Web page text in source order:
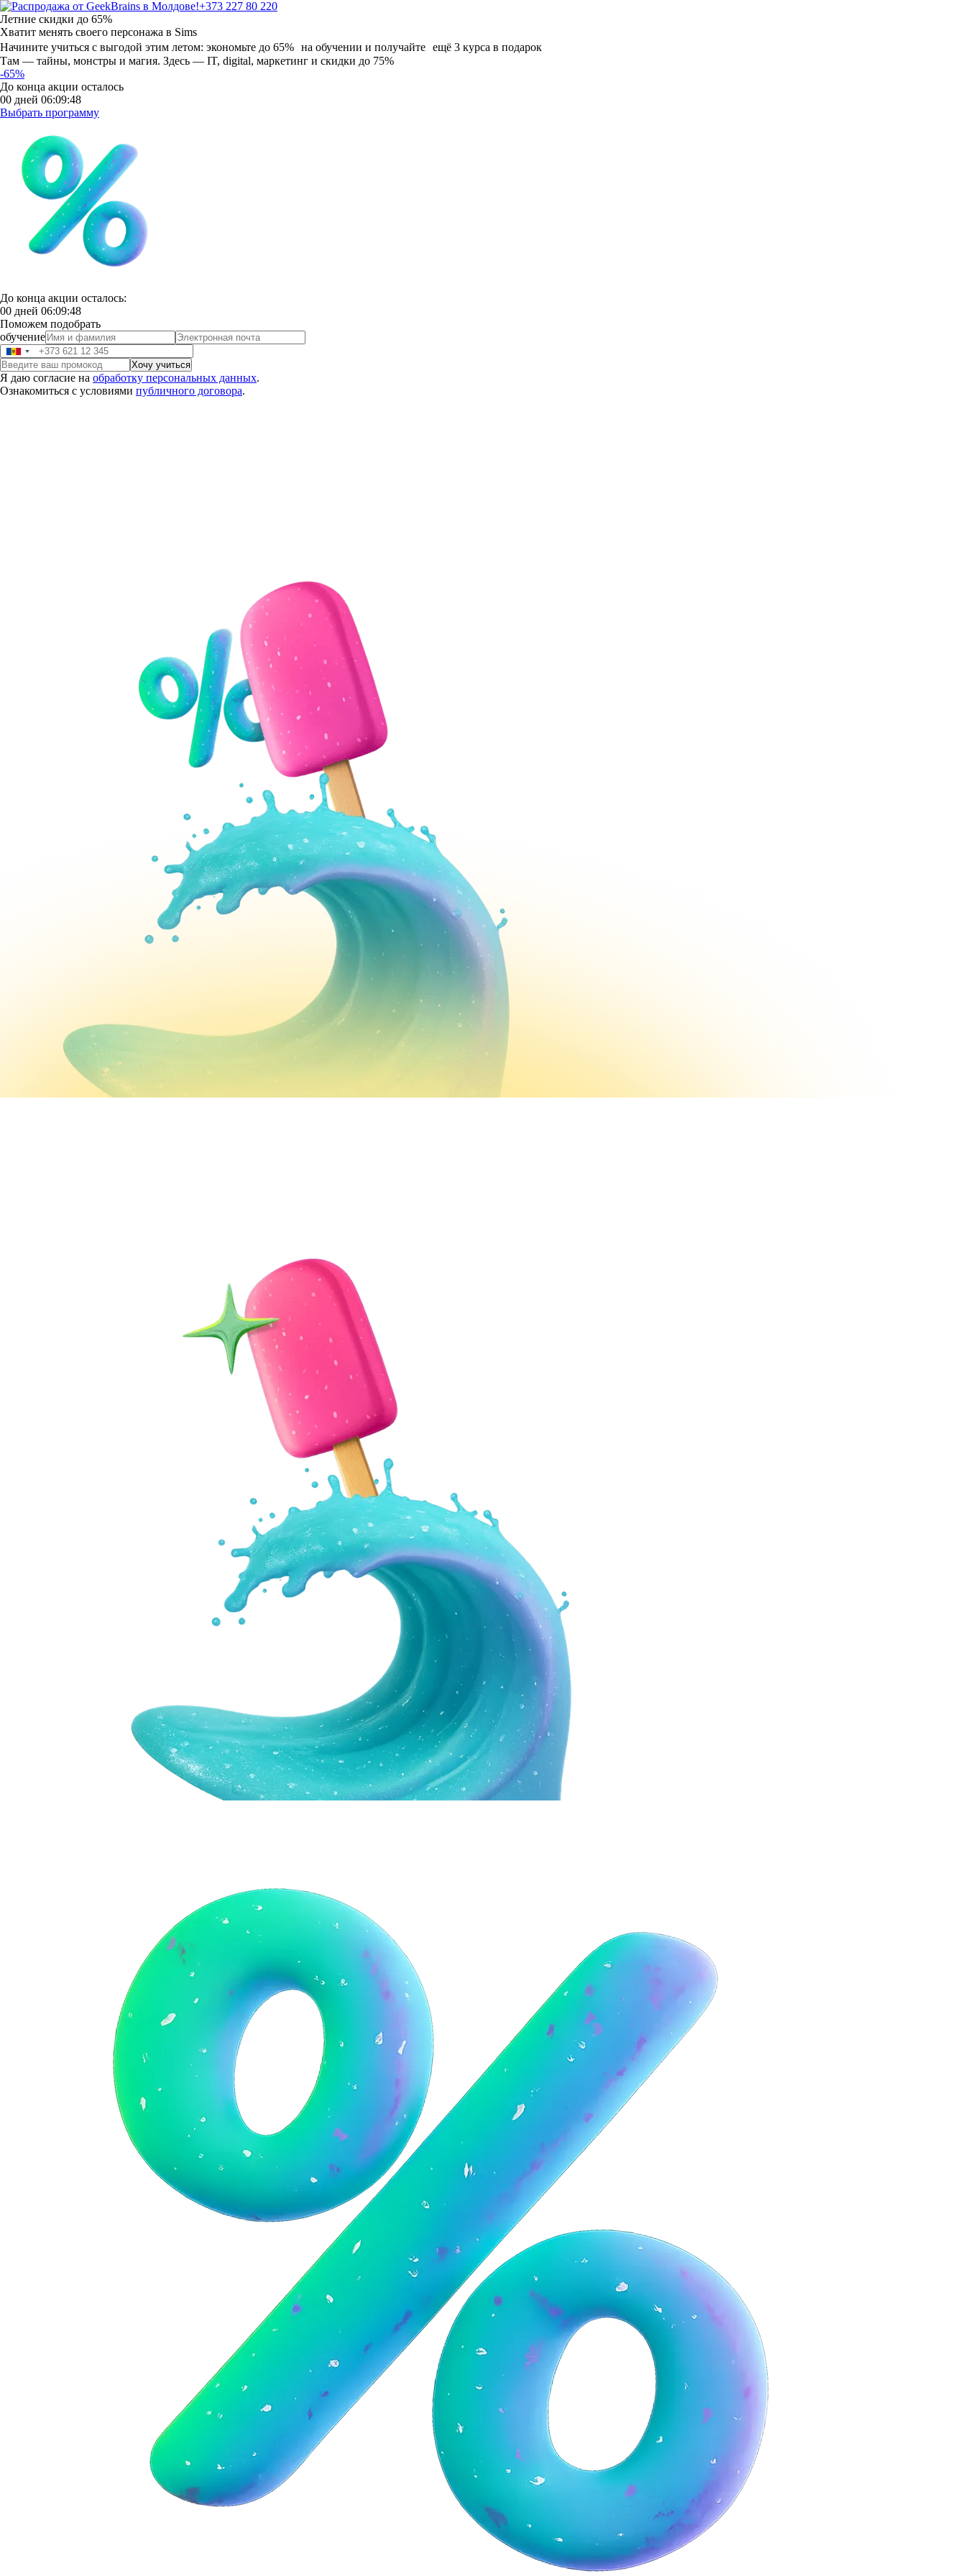
+373 227 80 220
Летние скидки до 65%
Хватит менять своего персонажа в Sims
Начините учиться с выгодой этим летом: экономьте до 65% на обучении и получайте ещё 3 курса в подарок
Там — тайны, монстры и магия. Здесь — IT, digital, маркетинг и скидки до 75%
-65%
До конца акции осталось
00 дней 06:09:47
Выбрать программу
До конца акции осталось:
00 дней 06:09:47
Поможем подобрать
обучение
Я даю согласие на обработку персональных данных.
Ознакомиться с условиями публичного договора.